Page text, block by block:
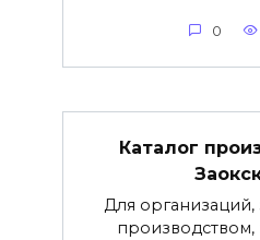
0
Каталог
Для
производством,